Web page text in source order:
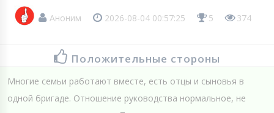
Аноним 2026-08-04 00:57:25 5 374
Положительные стороны
Многие семьи работают вместе, есть отцы и сыновья в
одной бригаде. Отношение руководства нормальное, не